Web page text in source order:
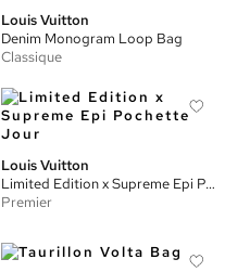
Louis Vuitton
Denim Monogram Loop Bag
Classique
Louis Vuitton
Limited Edition x Supreme Epi Pochette Jour
Premier